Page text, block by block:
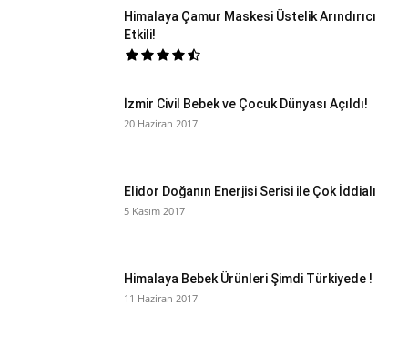
Himalaya Çamur Maskesi Üstelik Arındırıcı
Etkili!
İzmir Civil Bebek ve Çocuk Dünyası Açıldı!
20 Haziran 2017
Elidor Doğanın Enerjisi Serisi ile Çok İddialı
5 Kasım 2017
Himalaya Bebek Ürünleri Şimdi Türkiyede !
11 Haziran 2017